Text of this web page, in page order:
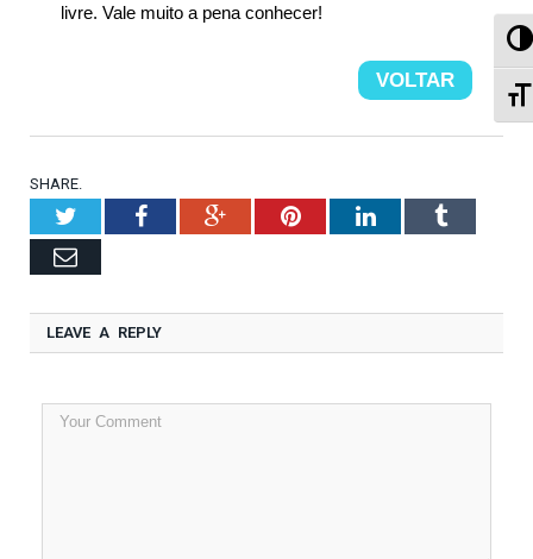
livre. Vale muito a pena conhecer!
VOLTAR
SHARE.
TwitterFacebookGoogle+PinterestLinkedInTumblr
Email
LEAVE A REPLY